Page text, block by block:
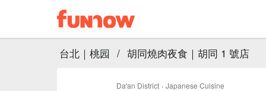
台北｜桃园 / 胡同燒肉夜食｜胡同 1 號店
Da'an District · Japanese Cuisine